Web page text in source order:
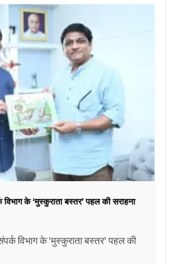
के ‘मुस्कुराता बस्तर’ पहल की सराहना
विभाग के 'मुस्कुराता बस्तर' पहल की